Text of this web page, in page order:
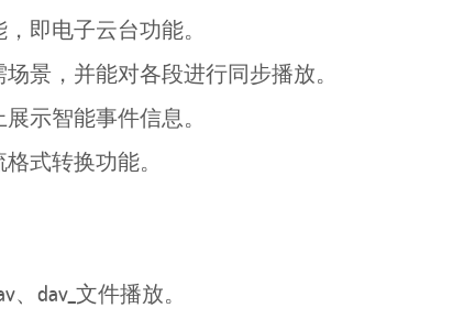
即电子云台功能。
景，并能对各段进行同步播放。
示智能事件信息。
式转换功能。
dav_文件播放。